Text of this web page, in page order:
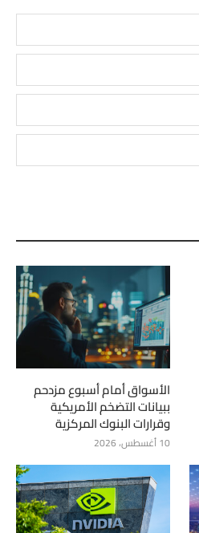
الأسواق أمام أسبوع مزدحم
ببيانات التضخم الأمريكية
وقرارات البنوك المركزية
10 أغسطس، 2026